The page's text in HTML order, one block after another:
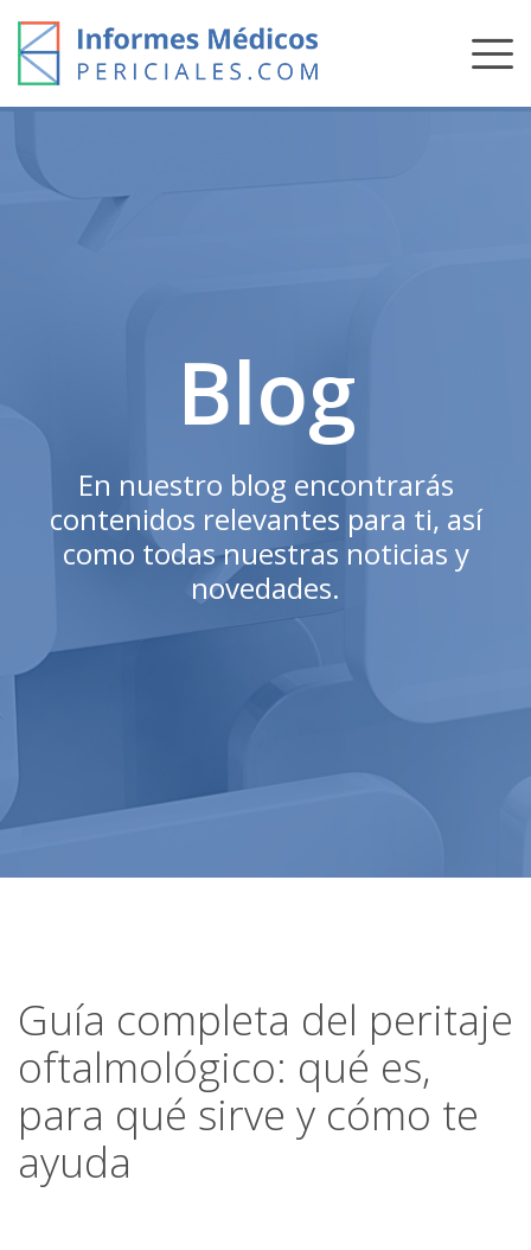
content
Blog
En nuestro blog encontrarás
contenidos relevantes para ti, así
como todas nuestras noticias y
novedades.
Guía completa del peritaje
oftalmológico: qué es,
para qué sirve y cómo te
ayuda